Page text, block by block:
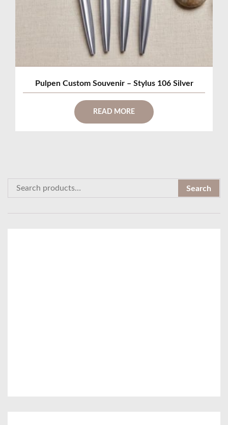
Pulpen Custom Souvenir – Stylus 106 Silver
READ MORE
a
Search